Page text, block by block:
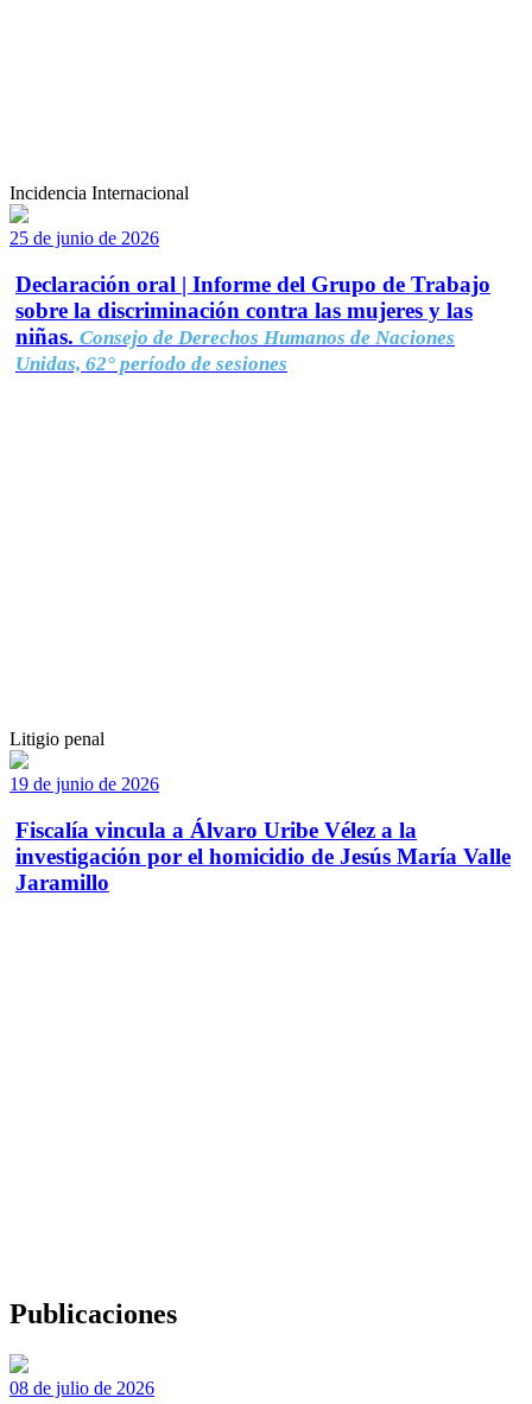
Incidencia Internacional
25 de junio de 2026
Declaración oral | Informe del Grupo de Trabajo
sobre la discriminación contra las mujeres y las
niñas. Consejo de Derechos Humanos de Naciones
Unidas, 62° período de sesiones
Litigio penal
19 de junio de 2026
Fiscalía vincula a Álvaro Uribe Vélez a la
investigación por el homicidio de Jesús María Valle
Jaramillo
Publicaciones
08 de julio de 2026